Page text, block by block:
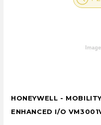
HONEYWELL -
ENHANCED I/O